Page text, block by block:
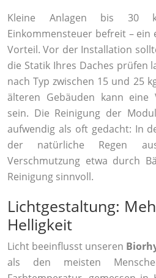
Kleine Anlagen bis 30
Einkommensteuer befreit –
Vorteil. Vor der Installation
die Statik Ihres Daches prüfen
nach Typ zwischen 15 und 25
älteren Gebäuden kann eine
sein. Die Reinigung der
aufwendig als oft gedacht: In
der natürliche Regen
Verschmutzung etwa durch
Reinigung sinnvoll.
Lichtgestaltung:
Helligkeit
Licht beeinflusst unseren
als den meisten